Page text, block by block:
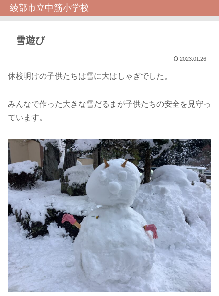
綾部市立中筋小学校
雪遊び
2023.01.26
休校明けの子供たちは雪に大はしゃぎでした。
みんなで作った大きな雪だるまが子供たちの安全を見守っ
ています。